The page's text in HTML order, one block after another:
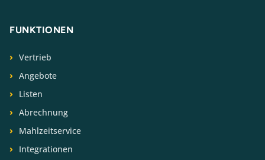
FUNKTIONEN
Vertrieb
Angebote
Listen
Abrechnung
Mahlzeitservice
Integrationen